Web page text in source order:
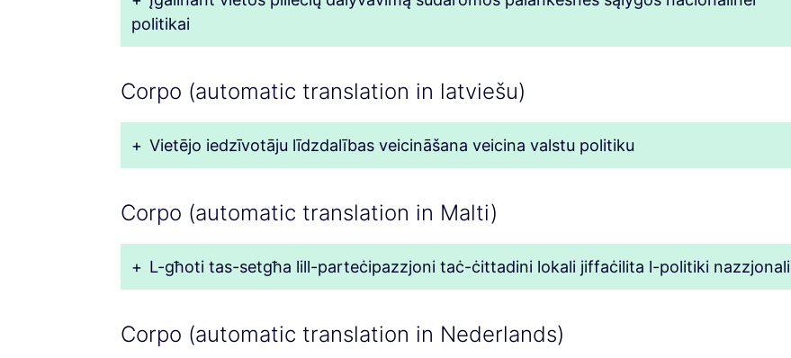
politikai
Corpo (automatic translation in latviešu)
+ Vietējo iedzīvotāju līdzdalības veicināšana veicina valstu politiku
Corpo (automatic translation in Malti)
+ L-għoti tas-setgħa lill-parteċipazzjoni taċ-ċittadini lokali jiffaċilita l-politiki nazzjonali
Corpo (automatic translation in Nederlands)